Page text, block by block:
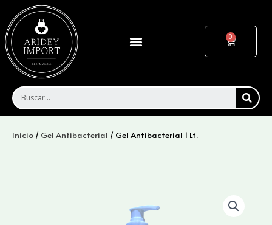
contenido
Menu Cart
Inicio / Gel Antibacterial / Gel Antibacterial 1 Lt.